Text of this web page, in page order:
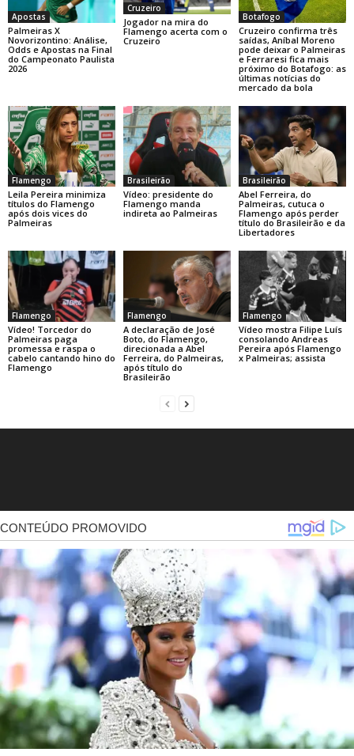
Apostas
Palmeiras X
Novorizontino: Análise,
Odds e Apostas na Final
do Campeonato Paulista
2026
Cruzeiro
Jogador na mira do
Flamengo acerta com o
Cruzeiro
Botafogo
Cruzeiro confirma três
saídas, Aníbal Moreno
pode deixar o Palmeiras
e Ferraresi fica mais
próximo do Botafogo: as
últimas notícias do
mercado da bola
Flamengo
Leila Pereira minimiza
títulos do Flamengo
após dois vices do
Palmeiras
Brasileirão
Vídeo: presidente do
Flamengo manda
indireta ao Palmeiras
Brasileirão
Abel Ferreira, do
Palmeiras, cutuca o
Flamengo após perder
título do Brasileirão e da
Libertadores
Flamengo
Vídeo! Torcedor do
Palmeiras paga
promessa e raspa o
cabelo cantando hino do
Flamengo
Flamengo
A declaração de José
Boto, do Flamengo,
direcionada a Abel
Ferreira, do Palmeiras,
após título do
Brasileirão
Flamengo
Vídeo mostra Filipe Luís
consolando Andreas
Pereira após Flamengo
x Palmeiras; assista